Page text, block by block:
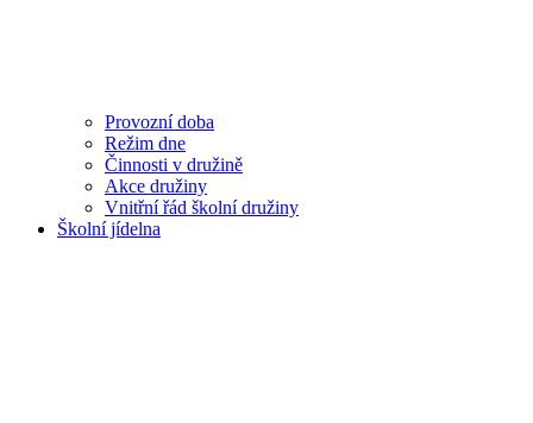
Provozní doba
Režim dne
Činnosti v družině
Akce družiny
Vnitřní řád školní družiny
Školní jídelna